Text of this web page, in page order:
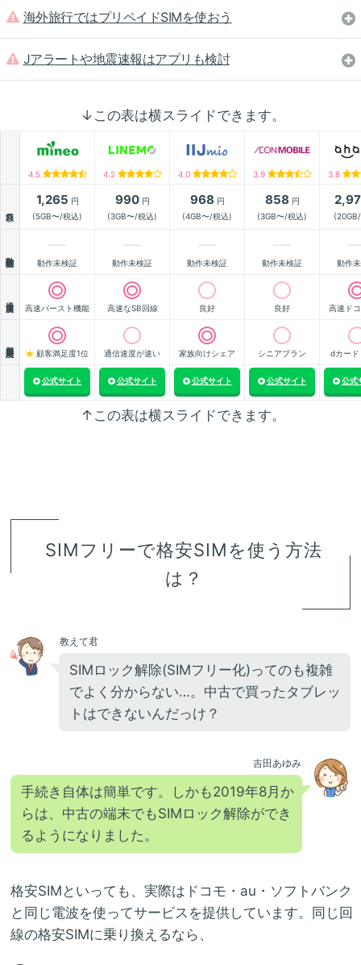
海外旅行ではプリペイドSIMを使おう
Jアラートや地震速報はアプリも検討
↓この表は横スライドできます。
4.5 4.2 4.0 3.9 3.8
1,265 円
(5GB〜/税込)
990円
(3GB〜/税込)
968 円
(4GB〜/税込)
858 円
(3GB〜/税込)
動作未検証 動作未検証 動作未検証 動作未検証 動作
高速バースト機能 高速なSB回線 良好 良好 高速ド
顧客満足度1位 通信速度が速い 家族向けシェア シニアプラン dカード
公式サイト 公式サイト 公式サイト 公式サイト 公式
↑この表は横スライドできます。
SIMフリーで格安SIMを使う方法
は？
教えて君
SIMロック解除(SIMフリー化)ってのも複雑
でよく分からない…。中古で買ったタブレッ
トはできないんだっけ？
吉田あゆみ
手続き自体は簡単です。しかも2019年8月か
らは、中古の端末でもSIMロック解除ができ
るようになりました。
格安SIMといっても、実際はドコモ・au・ソフトバンク
と同じ電波を使ってサービスを提供しています。同じ回
線の格安SIMに乗り換えるなら、